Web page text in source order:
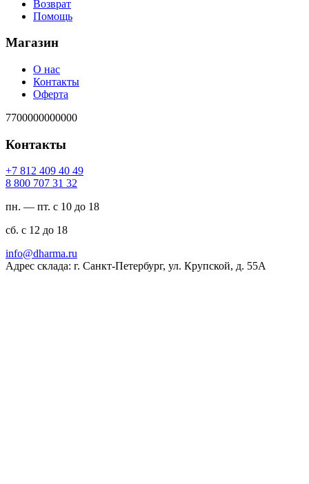
Возврат
Помощь
Магазин
О нас
Контакты
Оферта
7700000000000
Контакты
94 04 904 218 7+
23 13 707 008 8
пн. — пт. с 10 до 18
сб. с 12 до 18
ur.amrahd@ofni
Адрес склада: г. Санкт-Петербург, ул. Крупской, д. 55А